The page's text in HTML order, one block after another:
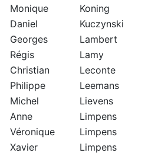
Monique
Koning
Daniel
Kuczynski
Georges
Lambert
Régis
Lamy
Christian
Leconte
Philippe
Leemans
Michel
Lievens
Anne
Limpens
Véronique
Limpens
Xavier
Limpens